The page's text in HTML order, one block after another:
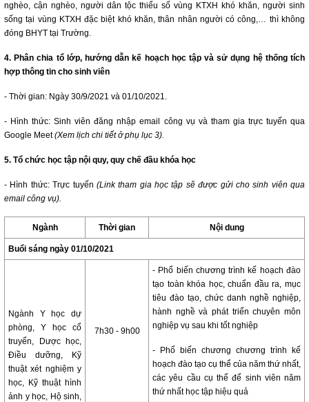
nghèo, cận nghèo, người dân tộc thiểu số vùng KTXH khó khăn, người sinh
sống tại vùng KTXH đặc biệt khó khăn, thân nhân người có công,… thì không
đóng BHYT tại Trường.
4. Phân chia tổ lớp, hướng dẫn kế hoạch học tập và sử dụng hệ thống tích
hợp thông tin cho sinh viên
- Thời gian: Ngày 30/9/2021 và 01/10/2021.
- Hình thức: Sinh viên đăng nhập email công vụ và tham gia trực tuyến qua
Google Meet(Xem lịch chi tiết ở phụ lục 3).
5. Tổ chức học tập nội quy, quy chế đầu khóa học
- Hình thức: Trực tuyến (Link tham gia học tập sẽ được gửi cho sinh viên qua
email công vụ).
Ngành Thời gian Nội dung
Buổi sáng ngày 01/10/2021
Ngành Y học dự
phòng, Y học cổ
truyển, Dược học,
Điều dưỡng, Kỹ
thuật xét nghiệm y
học, Kỹ thuật hình
ảnh y học, Hộ sinh,
7h30 - 9h00
- Phổ biến chương trình kế hoạch đào
tạo toàn khóa học, chuẩn đầu ra, mục
tiêu đào tạo, chức danh nghề nghiệp,
hành nghề và phát triển chuyên môn
nghiệp vụ sau khi tốt nghiệp
- Phổ biến chương chương trình kế
hoạch đào tạo cụ thể của năm thứ nhất,
các yêu cầu cụ thể để sinh viên năm
thứ nhất học tập hiệu quả